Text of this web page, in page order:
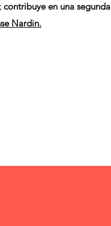
en una segunda
Nardin.